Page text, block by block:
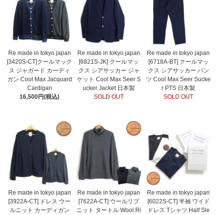
Re made in tokyo japan
[3420S-CT]クールマック
ス ジャガード カーディ
ガン Cool Max Jacquard
Cardigan
16,500円(税込)
Re made in tokyo japan
[6821S-JK] クールマッ
クス シアサッカー ジャ
ケット Cool Max Seer S
ucker Jacket 日本製
SOLD OUT
Re made in tokyo japan
[6718A-BT] クールマッ
クス シアサッカー パン
ツ Cool Max Seer Sucke
r PTS 日本製
SOLD OUT
Re made in tokyo japan
[3922A-CT] ドレス ウー
ルニット カーディガン
Re made in tokyo japan
[7622A-CT] ウールリブ
ニット タートル Wool Ri
Re made in tokyo japan
[6022S-CT] 半袖 ワイド
ドレス Tシャツ Half Sle